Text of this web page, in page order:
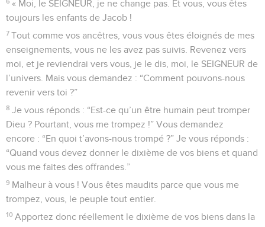
« Moi, le SEIGNEUR, je ne change pas. Et vous, vous êtes
toujours les enfants de Jacob !
7 Tout comme vos ancêtres, vous vous êtes éloignés de mes
enseignements, vous ne les avez pas suivis. Revenez vers
moi, et je reviendrai vers vous, je le dis, moi, le SEIGNEUR de
l’univers. Mais vous demandez : “Comment pouvons-nous
revenir vers toi ?”
8 Je vous réponds : “Est-ce qu’un être humain peut tromper
Dieu ? Pourtant, vous me trompez !” Vous demandez
encore : “En quoi t’avons-nous trompé ?” Je vous réponds :
“Quand vous devez donner le dixième de vos biens et quand
vous me faites des offrandes.”
9 Malheur à vous ! Vous êtes maudits parce que vous me
trompez, vous, le peuple tout entier.
10 Apportez donc réellement le dixième de vos biens dans la